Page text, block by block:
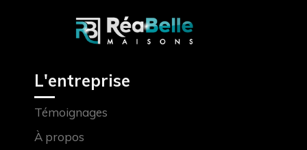
L'entreprise
Témoignages
À propos